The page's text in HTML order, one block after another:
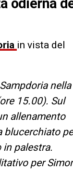
odierna
in vista del
nella
15.00). Sul
allenamento
blucerchiato
palestra.
per